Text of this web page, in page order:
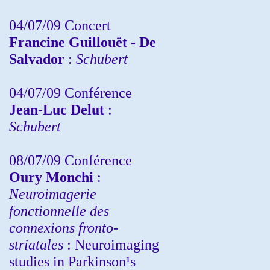
04/07/09 Concert
Francine Guillouët - De
Salvador : Schubert
04/07/09 Conférence
Jean-Luc Delut :
Schubert
08/07/09 Conférence
Oury Monchi :
Neuroimagerie
fonctionnelle des
connexions fronto-
striatales : Neuroimaging
studies in Parkinson¹s